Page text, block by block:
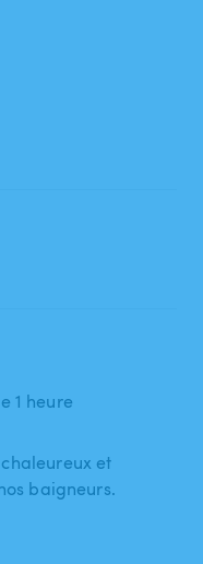
1 heure
et
baigneurs.